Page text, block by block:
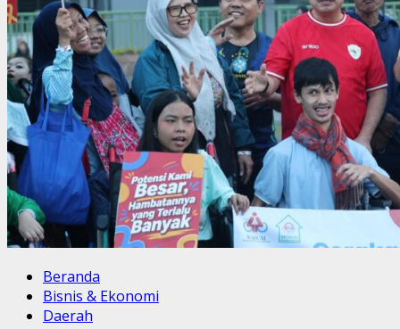
Beranda
Bisnis & Ekonomi
Daerah